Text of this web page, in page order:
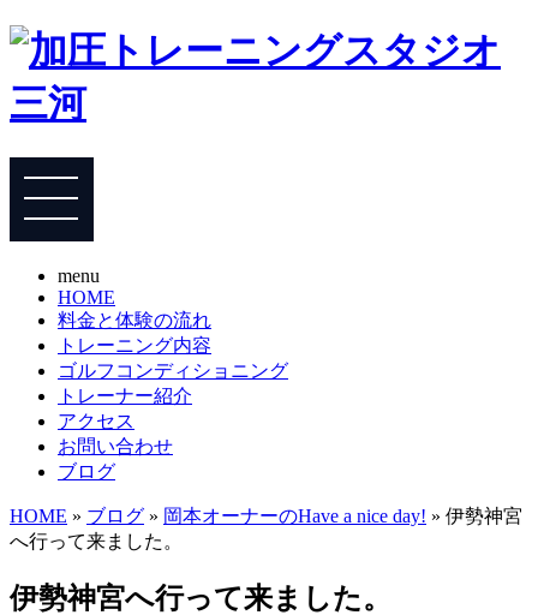
menu
HOME
料金と体験の流れ
トレーニング内容
ゴルフコンディショニング
トレーナー紹介
アクセス
お問い合わせ
ブログ
HOME » ブログ » 岡本オーナーのHave a nice day! » 伊勢神宮
へ行って来ました。
伊勢神宮へ行って来ました。